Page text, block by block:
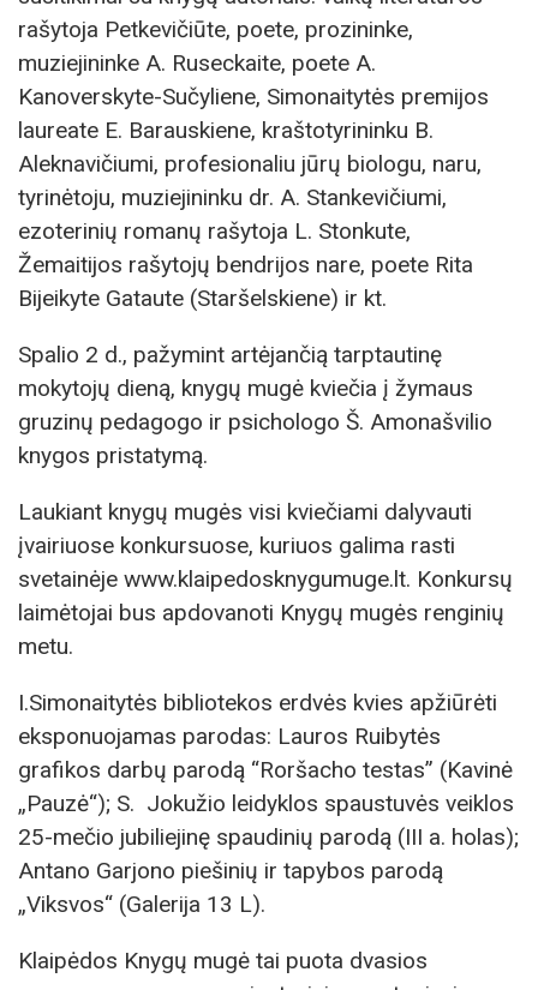
rašytoja Petkevičiūte, poete, prozininke,
muziejininke A. Ruseckaite, poete A.
Kanoverskyte-Sučyliene, Simonaitytės premijos
laureate E. Barauskiene, kraštotyrininku B.
Aleknavičiumi, profesionaliu jūrų biologu, naru,
tyrinėtoju, muziejininku dr. A. Stankevičiumi,
ezoterinių romanų rašytoja L. Stonkute,
Žemaitijos rašytojų bendrijos nare, poete Rita
Bijeikyte Gataute (Staršelskiene) ir kt.
Spalio 2 d., pažymint artėjančią tarptautinę
mokytojų dieną, knygų mugė kviečia į žymaus
gruzinų pedagogo ir psichologo Š. Amonašvilio
knygos pristatymą.
Laukiant knygų mugės visi kviečiami dalyvauti
įvairiuose konkursuose, kuriuos galima rasti
svetainėje www.klaipedosknygumuge.lt. Konkursų
laimėtojai bus apdovanoti Knygų mugės renginių
metu.
I.Simonaitytės bibliotekos erdvės kvies apžiūrėti
eksponuojamas parodas: Lauros Ruibytės
grafikos darbų parodą “Roršacho testas” (Kavinė
„Pauzė“); S. Jokužio leidyklos spaustuvės veiklos
25-mečio jubiliejinę spaudinių parodą (III a. holas);
Antano Garjono piešinių ir tapybos parodą
„Viksvos“ (Galerija 13 L).
Klaipėdos Knygų mugė tai puota dvasios